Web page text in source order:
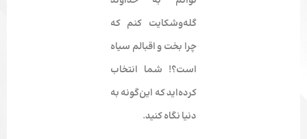
گله‌وشکایت کنم که
چرا بخت و اقبالم سیاه
است؟! شما انتخاب
کرده‌­اید که این‌­گونه به
دنیا نگاه کنید.